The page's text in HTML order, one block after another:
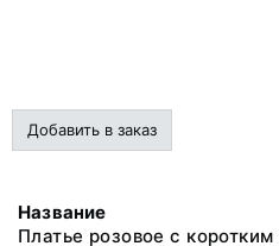
Добавить в заказ
Название
Платье розовое с